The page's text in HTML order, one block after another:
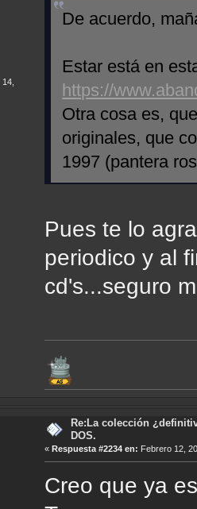
De acuerdo,
Estar está en
https://
Otra cosa es,
originales, que
1997 (pantera
Pues te lo
periodico y al
cd's...seguro
Re:La colección
DOS.
«Respuesta #2234 en: Febrero 12,
Creo que ya